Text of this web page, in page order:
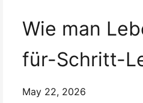
Wie man
für-Schritt-
May 22, 2026